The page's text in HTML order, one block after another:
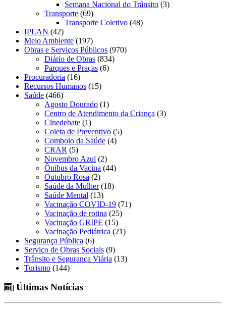
Semana Nacional do Trânsito (3)
Transporte (69)
Transporte Coletivo (48)
IPLAN (42)
Meio Ambiente (197)
Obras e Serviços Públicos (970)
Diário de Obras (834)
Parques e Praças (6)
Procuradoria (16)
Recursos Humanos (15)
Saúde (466)
Agosto Dourado (1)
Centro de Atendimento da Criança (3)
Cinedebate (1)
Coleta de Preventivo (5)
Comboio da Saúde (4)
CRAR (5)
Novembro Azul (2)
Ônibus da Vacina (44)
Outubro Rosa (2)
Saúde da Mulher(18)
Saúde Mental (13)
Vacinação COVID-19 (71)
Vacinação de rotina (25)
Vacinação GRIPE (15)
Vacinação Pediátrica (21)
Segurança Pública (6)
Serviço de Obras Sociais (9)
Trânsito e Segurança Viária (13)
Turismo (144)
Últimas Notícias